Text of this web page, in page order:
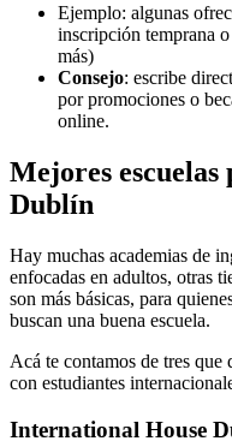
Ejemplo: algunas
inscripción temprana
más)
Consejo: escribe
por promociones o
online.
Mejores escuelas
Dublín
Hay muchas academias de
enfocadas en adultos, otras
son más básicas, para
buscan una buena escuela.
Acá te contamos de tres que
con estudiantes
International House